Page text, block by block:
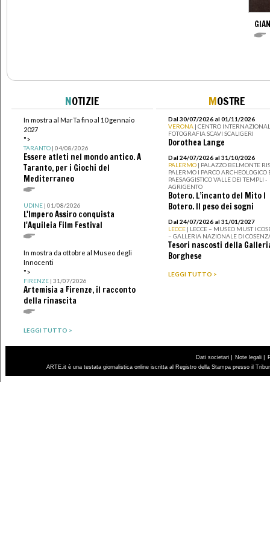
NOTIZIE
In mostra al MarTa fino al 10 gennaio
2027
">
TARANTO| 04/08/2026
Essere atleti nel mondo antico. A
Taranto, per i Giochi del
Mediterraneo
UDINE| 01/08/2026
L'Impero Assiro conquista
l'Aquileia Film Festival
In mostra da ottobre al Museo degli
Innocenti
">
FIRENZE| 31/07/2026
Artemisia a Firenze, il racconto
della rinascita
LEGGI TUTTO >
MOSTRE
Dal 30/07/2026 al 01/11/2026
VERONA | CENTRO
FOTOGRAFIA SCAVI SCALIGERI
Dorothea Lange
Dal 24/07/2026 al 31/10/2026
PALERMO | PALAZZO BELMONTE
PALERMO I PARCO ARCHEOLOGICO
PAESAGGISTICO VALLE DEI TEMPLI -
AGRIGENTO
Botero. L’incanto del Mito I
Botero. Il peso dei sogni
Dal 24/07/2026 al 31/01/2027
LECCE | LECCE – MUSEO MUST I
– GALLERIA NAZIONALE DI
Tesori nascosti della
Borghese
LEGGI TUTTO >
Dati societari | Note legali |
ARTE.it è una testata giornalistica online iscritta al Registro della Stampa presso il